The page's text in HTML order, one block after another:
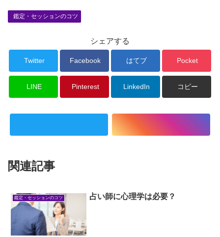
鑑定・セッションのコツ
シェアする
Twitter Facebook はてブ Pocket
LINE Pinterest LinkedIn コピー
関連記事
鑑定・セッションのコツ 占い師に心理学は必要？